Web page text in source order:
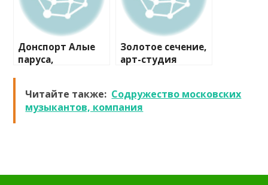
Донспорт Алые
паруса,
Золотое сечение,
арт-студия
Читайте также: Содружество московских
музыкантов, компания